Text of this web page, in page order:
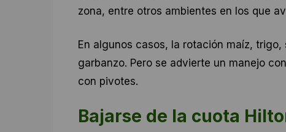
zona, entre otros ambientes en los que
En algunos casos, la rotación maíz,
garbanzo. Pero se advierte un manejo
con pivotes.
Bajarse de la cuota